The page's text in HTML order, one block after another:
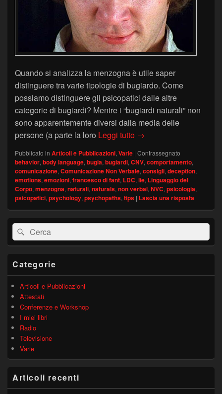
Quando si analizza la menzogna è utile saper
distinguere tra varie tipologie di bugiardo. Come
possiamo distinguere gli psicopatici dalle altre
categorie di bugiardi? Mentre i “bugiardi naturali” non
sono apparentemente diversi dalla media delle
persone (a parte la loro Leggi tutto Analisi della
→
Pubblicato in Articoli e Pubblicazioni,Varie | Contrassegnato
behavior,body language,bugia,bugiardi,CNV,comportamento,
comunicazione,Comunicazione Non Verbale,consigli,deception,
emotions,emozioni,francesco di fant, LDC,lie, Linguaggio del
Corpo,menzogna,naturali,naturals,non verbal,NVC,psicologia,
psicopatici,psychology,psychopaths,tips | Lascia una risposta
Area
widget
barra
Cerca:Cerca
Categorie
Articoli e Pubblicazioni
Attestati
Conferenze e Workshop
I miei libri
Radio
Televisione
Varie
Articoli recenti